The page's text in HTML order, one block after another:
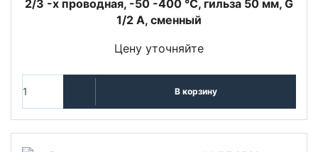
2/3 -х проводная, -50 -400 °C, гильза 50 мм, G
1/2 А, сменный
Цену уточняйте
В корзину